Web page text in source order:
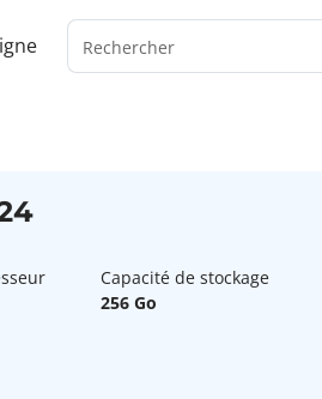
Rechercher
Capacité de stockage
256 Go